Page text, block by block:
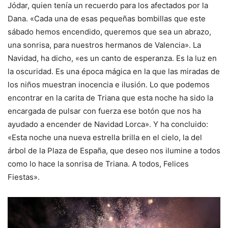
Jódar, quien tenía un recuerdo para los afectados por la
Dana. «Cada una de esas pequeñas bombillas que este
sábado hemos encendido, queremos que sea un abrazo,
una sonrisa, para nuestros hermanos de Valencia». La
Navidad, ha dicho, «es un canto de esperanza. Es la luz en
la oscuridad. Es una época mágica en la que las miradas de
los niños muestran inocencia e ilusión. Lo que podemos
encontrar en la carita de Triana que esta noche ha sido la
encargada de pulsar con fuerza ese botón que nos ha
ayudado a encender de Navidad Lorca». Y ha concluido:
«Esta noche una nueva estrella brilla en el cielo, la del
árbol de la Plaza de España, que deseo nos ilumine a todos
como lo hace la sonrisa de Triana. A todos, Felices
Fiestas».